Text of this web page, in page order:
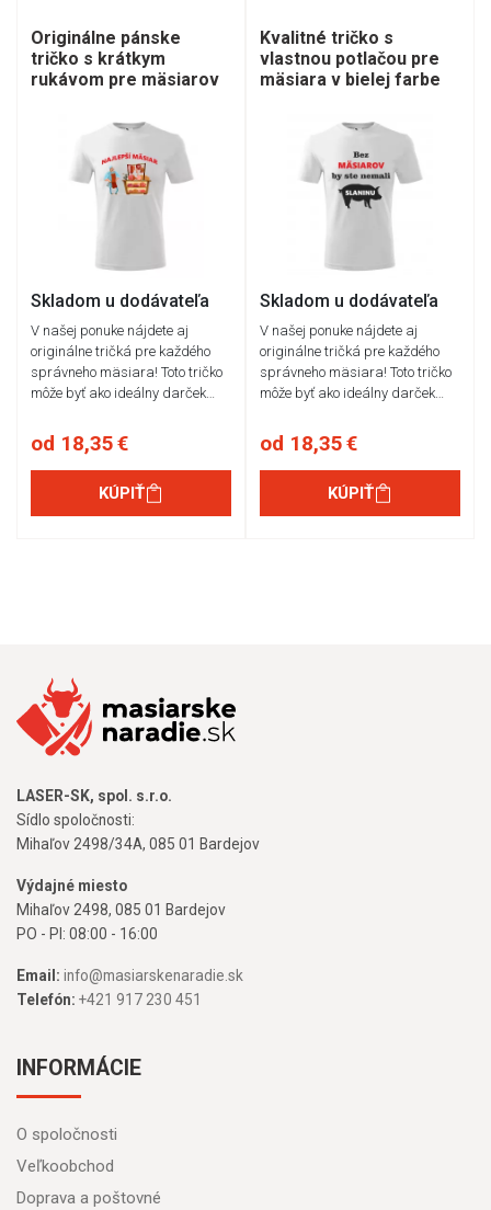
Originálne pánske
tričko s krátkym
rukávom pre mäsiarov
Skladom u dodávateľa
V našej ponuke nájdete aj
originálne tričká pre každého
správneho mäsiara! Toto tričko
môže byť ako ideálny darček…
od 18,35 €
KÚPIŤ
Kvalitné tričko s
vlastnou potlačou pre
mäsiara v bielej farbe
Skladom u dodávateľa
V našej ponuke nájdete aj
originálne tričká pre každého
správneho mäsiara! Toto tričko
môže byť ako ideálny darček…
od 18,35 €
KÚPIŤ
LASER-SK, spol. s.r.o.
Sídlo spoločnosti:
Mihaľov 2498/34A, 085 01 Bardejov
Výdajné miesto
Mihaľov 2498, 085 01 Bardejov
PO - PI: 08:00 - 16:00
Email: info@masiarskenaradie.sk
Telefón: +421 917 230 451
INFORMÁCIE
O spoločnosti
Veľkoobchod
Doprava a poštovné